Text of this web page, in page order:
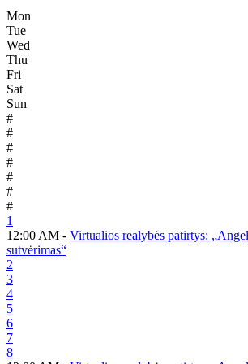
Mon
Tue
Wed
Thu
Fri
Sat
Sun
#
#
#
#
#
#
#
1
12:00 AM - Virtualios realybės patirtys:
sutvėrimas“
2
3
4
5
6
7
8